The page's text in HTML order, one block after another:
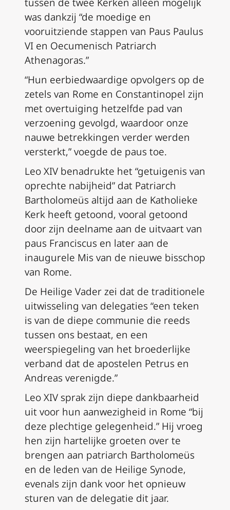
was dankzij “de moedige en
vooruitziende stappen van Paus Paulus
VI en Oecumenisch Patriarch
Athenagoras.”
“Hun eerbiedwaardige opvolgers op de
zetels van Rome en Constantinopel zijn
met overtuiging hetzelfde pad van
verzoening gevolgd, waardoor onze
nauwe betrekkingen verder werden
versterkt,” voegde de paus toe.
Leo XIV benadrukte het “getuigenis van
oprechte nabijheid” dat Patriarch
Bartholomeüs altijd aan de Katholieke
Kerk heeft getoond, vooral getoond
door zijn deelname aan de uitvaart van
paus Franciscus en later aan de
inaugurele Mis van de nieuwe bisschop
van Rome.
De Heilige Vader zei dat de traditionele
uitwisseling van delegaties “een teken
is van de diepe communie die reeds
tussen ons bestaat, en een
weerspiegeling van het broederlijke
verband dat de apostelen Petrus en
Andreas verenigde.”
Leo XIV sprak zijn diepe dankbaarheid
uit voor hun aanwezigheid in Rome “bij
deze plechtige gelegenheid.” Hij vroeg
hen zijn hartelijke groeten over te
brengen aan patriarch Bartholomeüs
en de leden van de Heilige Synode,
evenals zijn dank voor het opnieuw
sturen van de delegatie dit jaar.